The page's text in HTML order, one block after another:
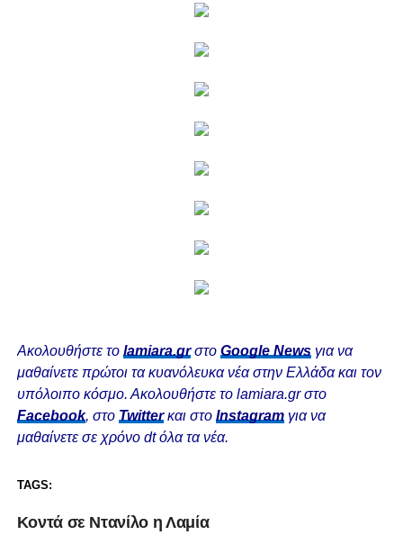
Ακολουθήστε το lamiara.grστο Google Newsγια να
μαθαίνετε πρώτοι τα κυανόλευκα νέα στην Ελλάδα και τον
υπόλοιπο κόσμο. Ακολουθήστε το lamiara.gr στο
Facebook, στο Twitterκαι στο Instagram για να
μαθαίνετε σε χρόνο dt όλα τα νέα.
TAGS:
Κοντά σε Ντανίλο η Λαμία